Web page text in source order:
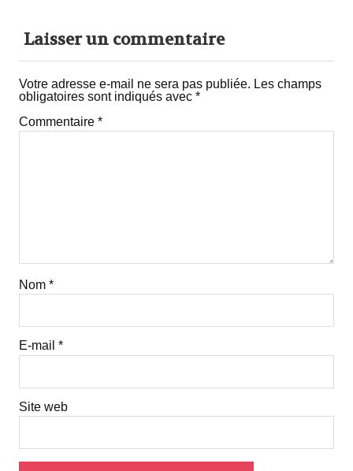
Laisser un commentaire
Votre adresse e-mail ne sera pas publiée. Les champs
obligatoires sont indiqués avec *
Commentaire *
Nom *
E-mail *
Site web